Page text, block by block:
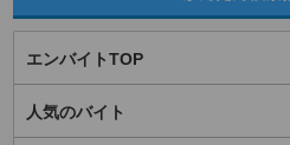
エンバイトTOP
人気のバイト